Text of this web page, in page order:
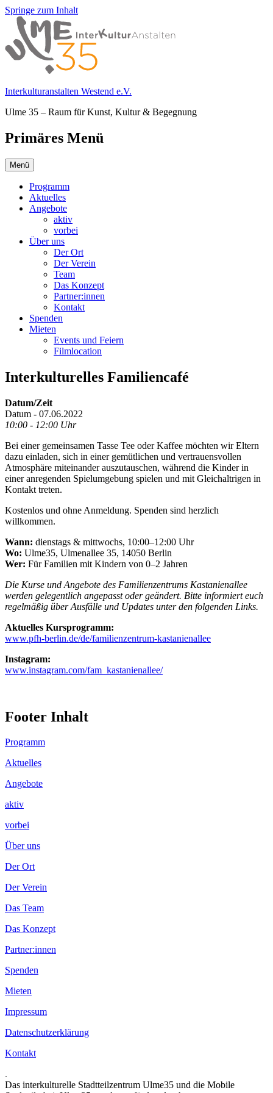
Springe zum Inhalt
Interkulturanstalten Westend e.V.
Ulme 35 – Raum für Kunst, Kultur & Begegnung
Primäres Menü
Menü
Programm
Aktuelles
Angebote
aktiv
vorbei
Über uns
Der Ort
Der Verein
Team
Das Konzept
Partner:innen
Kontakt
Spenden
Mieten
Events und Feiern
Filmlocation
Interkulturelles Familiencafé
Datum/Zeit
Datum - 07.06.2022
10:00 - 12:00 Uhr
Bei einer gemeinsamen Tasse Tee oder Kaffee möchten wir Eltern
dazu einladen, sich in einer gemütlichen und vertrauensvollen
Atmosphäre miteinander auszutauschen, während die Kinder in
einer anregenden Spielumgebung spielen und mit Gleichaltrigen in
Kontakt treten.
Kostenlos und ohne Anmeldung. Spenden sind herzlich
willkommen.
Wann: dienstags & mittwochs, 10:00–12:00 Uhr
Wo: Ulme35, Ulmenallee 35, 14050 Berlin
Wer: Für Familien mit Kindern von 0–2 Jahren
Die Kurse und Angebote des Familienzentrums Kastanienallee
werden gelegentlich angepasst oder geändert. Bitte informiert euch
regelmäßig über Ausfälle und Updates unter den folgenden Links.
Aktuelles Kursprogramm:
www.pfh-berlin.de/de/familienzentrum-kastanienallee
Instagram:
www.instagram.com/fam_kastanienallee/
Footer Inhalt
Programm
Aktuelles
Angebote
aktiv
vorbei
Über uns
Der Ort
Der Verein
Das Team
Das Konzept
Partner:innen
Spenden
Mieten
Impressum
Datenschutzerklärung
Kontakt
.
Das interkulturelle Stadtteilzentrum Ulme35 und die Mobile